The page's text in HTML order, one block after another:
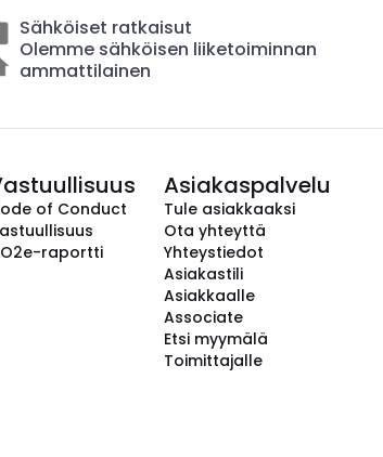
Sähköiset ratkaisut
Olemme sähköisen liiketoiminnan
ammattilainen
of Conduct
raportti
Asiakaspalvelu
Tule asiakkaaksi
Ota yhteyttä
Yhteystiedot
Asiakastili
Asiakkaalle
Associate
Etsi myymälä
Toimittajalle